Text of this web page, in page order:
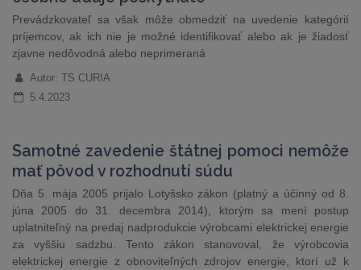
Prevádzkovateľ sa však môže obmedziť na uvedenie kategórií
príjemcov, ak ich nie je možné identifikovať alebo ak je žiadosť
zjavne nedôvodná alebo neprimeraná
Autor: TS CURIA
5.4.2023
Samotné zavedenie štátnej pomoci nemôže
mať pôvod v rozhodnutí súdu
Dňa 5. mája 2005 prijalo Lotyšsko zákon (platný a účinný od 8.
júna 2005 do 31. decembra 2014), ktorým sa mení postup
uplatniteľný na predaj nadprodukcie výrobcami elektrickej energie
za vyššiu sadzbu. Tento zákon stanovoval, že výrobcovia
elektrickej energie z obnoviteľných zdrojov energie, ktorí už k